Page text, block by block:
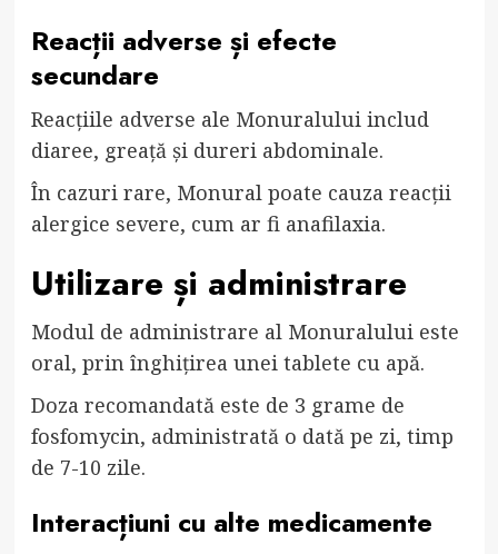
Reacții adverse și efecte
secundare
Reacțiile adverse ale Monuralului includ
diaree, greață și dureri abdominale.
În cazuri rare, Monural poate cauza reacții
alergice severe, cum ar fi anafilaxia.
Utilizare și administrare
Modul de administrare al Monuralului este
oral, prin înghițirea unei tablete cu apă.
Doza recomandată este de 3 grame de
fosfomycin, administrată o dată pe zi, timp
de 7-10 zile.
Interacțiuni cu alte medicamente